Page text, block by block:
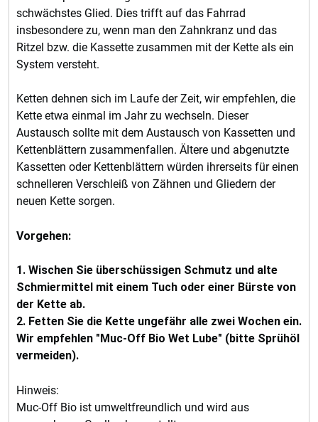
schwächstes Glied. Dies trifft auf das Fahrrad
insbesondere zu, wenn man den Zahnkranz und das
Ritzel bzw. die Kassette zusammen mit der Kette als ein
System versteht.
Ketten dehnen sich im Laufe der Zeit, wir empfehlen, die
Kette etwa einmal im Jahr zu wechseln. Dieser
Austausch sollte mit dem Austausch von Kassetten und
Kettenblättern zusammenfallen. Ältere und abgenutzte
Kassetten oder Kettenblättern würden ihrerseits für einen
schnelleren Verschleiß von Zähnen und Gliedern der
neuen Kette sorgen.
Vorgehen:
1. Wischen Sie überschüssigen Schmutz und alte
Schmiermittel mit einem Tuch oder einer Bürste von
der Kette ab.
2. Fetten Sie die Kette ungefähr alle zwei Wochen ein.
Wir empfehlen "Muc-Off Bio Wet Lube" (bitte Sprühöl
vermeiden).
Hinweis:
Muc-Off Bio ist umweltfreundlich und wird aus